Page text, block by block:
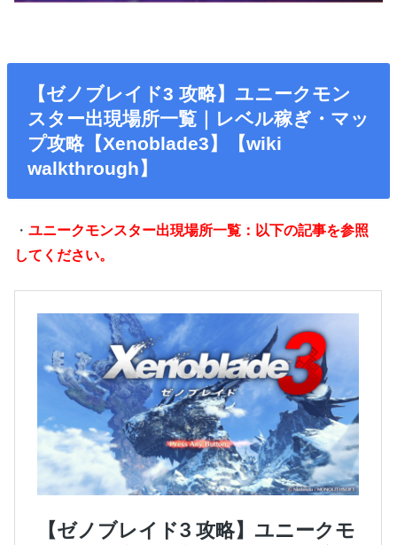
【ゼノブレイド3 攻略】ユニークモン
スター出現場所一覧｜レベル稼ぎ・マッ
プ攻略【Xenoblade3】【wiki
walkthrough】
・ユニークモンスター出現場所一覧：以下の記事を参照
してください。